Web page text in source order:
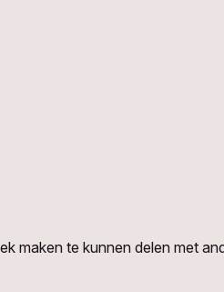
maken te kunnen delen met